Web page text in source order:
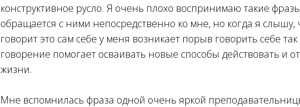
конструктивное русло. Я очень плохо воспринимаю такие
обращается с ними непосредственно ко мне, но когда я слышу,
говорит это сам себе у меня возникает порыв говорить себе
говорение помогает осваивать новые способы действовать и
жизни.
Мне вспомнилась фраза одной очень яркой